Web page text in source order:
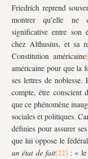
Friedrich reprend
montrer qu’elle ne
significative entre son
chez Althusius, et sa
Constitution américaine
américaine pour que la
ses lettres de
compte, être conscient
que ce phénomène
sociales et politiques.
définies pour assurer
que lui oppose le
un état de fait
: « le